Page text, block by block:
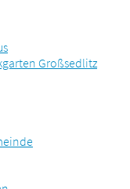
Großsedlitz